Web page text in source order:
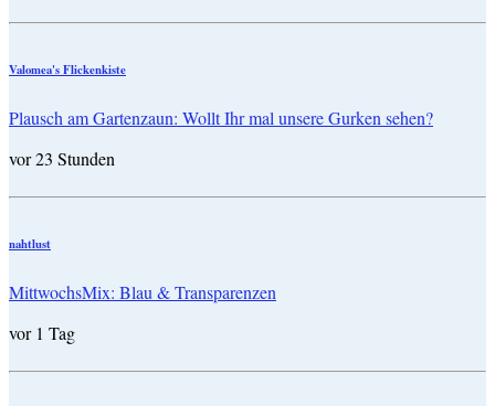
Valomea's Flickenkiste
Plausch am Gartenzaun: Wollt Ihr mal unsere Gurken sehen?
vor 23 Stunden
nahtlust
MittwochsMix: Blau & Transparenzen
vor 1 Tag